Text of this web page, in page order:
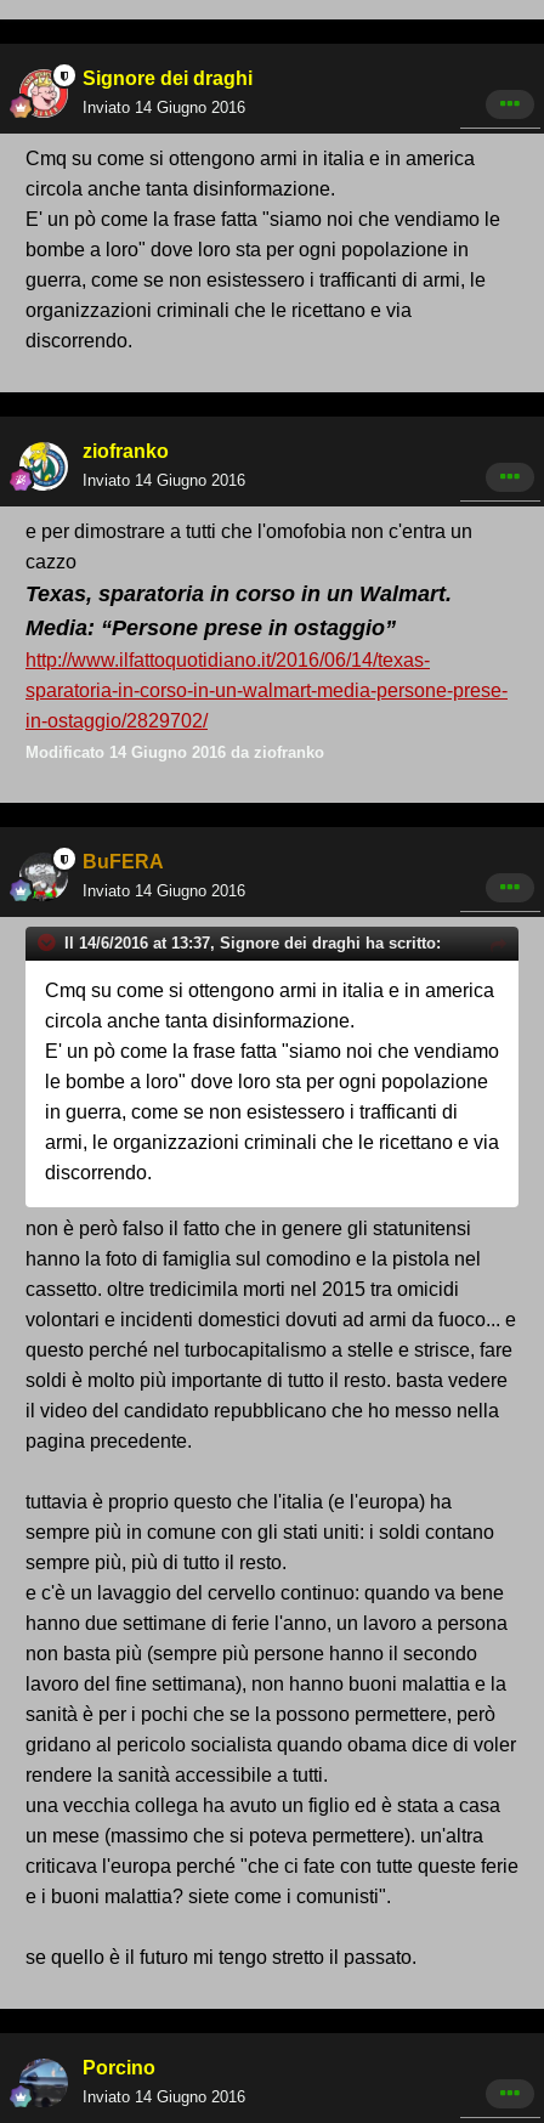
Signore dei draghi
Inviato 14 Giugno 2016
Cmq su come si ottengono armi in italia e in america
circola anche tanta disinformazione.
E' un pò come la frase fatta "siamo noi che vendiamo le
bombe a loro" dove loro sta per ogni popolazione in
guerra, come se non esistessero i trafficanti di armi, le
organizzazioni criminali che le ricettano e via
discorrendo.
ziofranko
Inviato 14 Giugno 2016
e per dimostrare a tutti che l'omofobia non c'entra un
cazzo
Texas, sparatoria in corso in un Walmart.
Media: “Persone prese in ostaggio”
http://www.ilfattoquotidiano.it/2016/06/14/texas-
sparatoria-in-corso-in-un-walmart-media-persone-prese-
in-ostaggio/2829702/
Modificato 14 Giugno 2016 da ziofranko
BuFERA
Inviato 14 Giugno 2016
Il 14/6/2016 at 13:37, Signore dei draghi ha scritto:
Cmq su come si ottengono armi in italia e in america
circola anche tanta disinformazione.
E' un pò come la frase fatta "siamo noi che vendiamo
le bombe a loro" dove loro sta per ogni popolazione
in guerra, come se non esistessero i trafficanti di
armi, le organizzazioni criminali che le ricettano e via
discorrendo.
non è però falso il fatto che in genere gli statunitensi
hanno la foto di famiglia sul comodino e la pistola nel
cassetto. oltre tredicimila morti nel 2015 tra omicidi
volontari e incidenti domestici dovuti ad armi da fuoco... e
questo perché nel turbocapitalismo a stelle e strisce, fare
soldi è molto più importante di tutto il resto. basta vedere
il video del candidato repubblicano che ho messo nella
pagina precedente.
tuttavia è proprio questo che l'italia (e l'europa) ha
sempre più in comune con gli stati uniti: i soldi contano
sempre più, più di tutto il resto.
e c'è un lavaggio del cervello continuo: quando va bene
hanno due settimane di ferie l'anno, un lavoro a persona
non basta più (sempre più persone hanno il secondo
lavoro del fine settimana), non hanno buoni malattia e la
sanità è per i pochi che se la possono permettere, però
gridano al pericolo socialista quando obama dice di voler
rendere la sanità accessibile a tutti.
una vecchia collega ha avuto un figlio ed è stata a casa
un mese (massimo che si poteva permettere). un'altra
criticava l'europa perché "che ci fate con tutte queste ferie
e i buoni malattia? siete come i comunisti".
se quello è il futuro mi tengo stretto il passato.
Porcino
Inviato 14 Giugno 2016